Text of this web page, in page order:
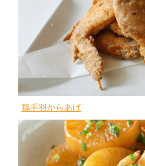
鶏手羽からあげ